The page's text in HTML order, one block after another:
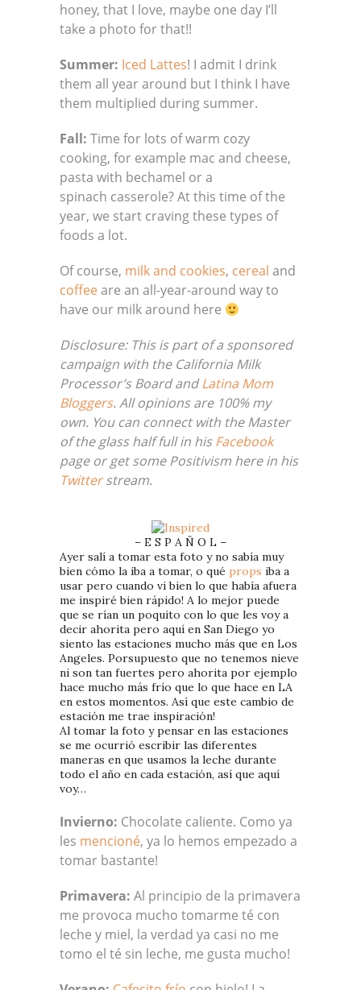
honey, that I love, maybe one day I’ll
take a photo for that!!
Summer: Iced Lattes! I admit I drink
them all year around but I think I have
them multiplied during summer.
Fall: Time for lots of warm cozy
cooking, for example mac and cheese,
pasta with bechamel or a
spinach casserole? At this time of the
year, we start craving these types of
foods a lot.
Of course, milk and cookies, cereal and
coffeeare an all-year-around way to
have our milk around here
Disclosure: This is part of a sponsored
campaign with the California Milk
Processor’s Board andLatinaMom
Bloggers.All opinions are 100% my
own. You can connect with the Master
of the glass half full in hisFacebook
page or get some Positivism here in his
Twitterstream.
– E S P A Ñ O L –
Ayer salí a tomar esta foto y no sabía muy
bien cómo la iba a tomar, o qué props iba a
usar pero cuando vi bien lo que había afuera
me inspiré bien rápido! A lo mejor puede
que se rían un poquito con lo que les voy a
decir ahorita pero aquí en San Diego yo
siento las estaciones mucho más que en Los
Angeles. Porsupuesto que no tenemos nieve
ni son tan fuertes pero ahorita por ejemplo
hace mucho más frío que lo que hace en LA
en estos momentos. Así que este cambio de
estación me trae inspiración!
Al tomar la foto y pensar en las estaciones
se me ocurrió escribir las diferentes
maneras en que usamos la leche durante
todo el año en cada estación, así que aquí
voy…
Invierno: Chocolate caliente. Como ya
les mencioné, ya lo hemos empezado a
tomar bastante!
Primavera: Al principio de la primavera
me provoca mucho tomarme té con
leche y miel, la verdad ya casi no me
tomo el té sin leche, me gusta mucho!